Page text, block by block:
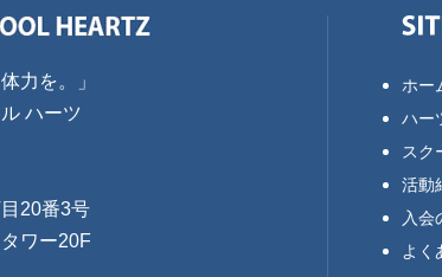
力を。」
ハーツ
20番3号
ワー20F
ホー
ハー
スク
活動
入会
よく